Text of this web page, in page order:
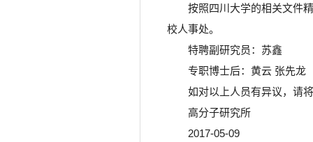
按照四川大学的相关文件
校人事处。
特聘副研究员：苏鑫
专职博士后：黄云 张先龙
如对以上人员有异议，请
高分子研究所
2017-05-09